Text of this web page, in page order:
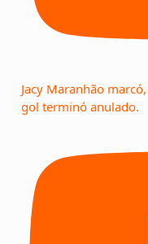
Jacy Maranhão
gol terminó anulado.